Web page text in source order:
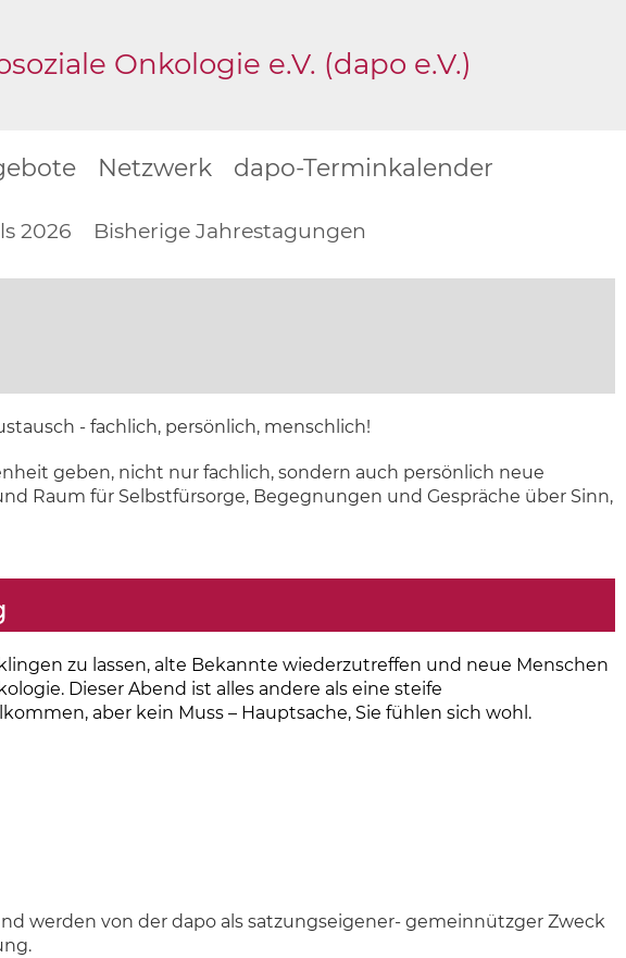
Onkologie e.V. (dapo e.V.)
Netzwerk dapo-Terminkalender
2026 Bisherige Jahrestagungen
- fachlich, persönlich, menschlich!
geben, nicht nur fachlich, sondern auch persönlich neue
Raum für Selbstfürsorge, Begegnungen und Gespräche über Sinn,
zu lassen, alte Bekannte wiederzutreffen und neue Menschen
Dieser Abend ist alles andere als eine steife
aber kein Muss – Hauptsache, Sie fühlen sich wohl.
werden von der dapo als satzungseigener- gemeinnützger Zweck